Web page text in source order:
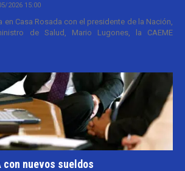
2026 15:00
en Casa Rosada con el presidente de la Nación,
de Salud, Mario Lugones, la CAEME
con nuevos sueldos